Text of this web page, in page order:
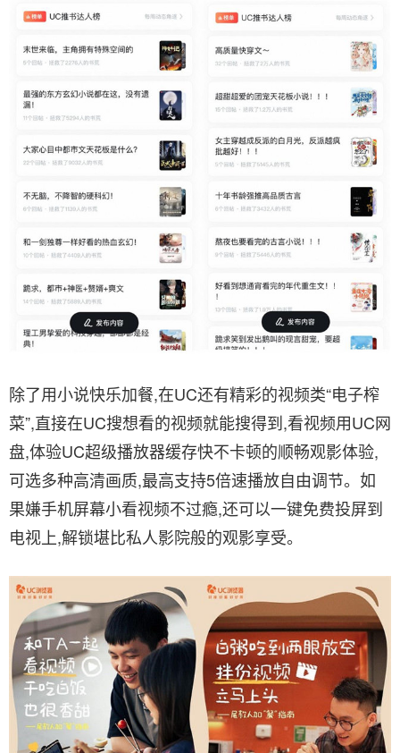
除了用小说快乐加餐,在UC还有精彩的视频类“电子榨
菜”,直接在UC搜想看的视频就能搜得到,看视频用UC网
盘,体验UC超级播放器缓存快不卡顿的顺畅观影体验,
可选多种高清画质,最高支持5倍速播放自由调节。如
果嫌手机屏幕小看视频不过瘾,还可以一键免费投屏到
电视上,解锁堪比私人影院般的观影享受。